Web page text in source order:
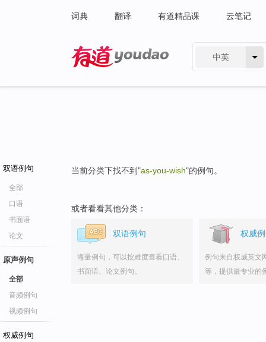
词典 翻译 有道精品课 云笔记
中英
双语例句
全部
口语
书面语
论文
原声例句
全部
音频例句
视频例句
权威例句
当前分类下找不到"as-you-wish"的例句。
或者看看其他分类：
双语例句
海量例句，可以按难度查看口语、
书面语、论文例句。
权威
例句来自权威英文
等，提供最专业的